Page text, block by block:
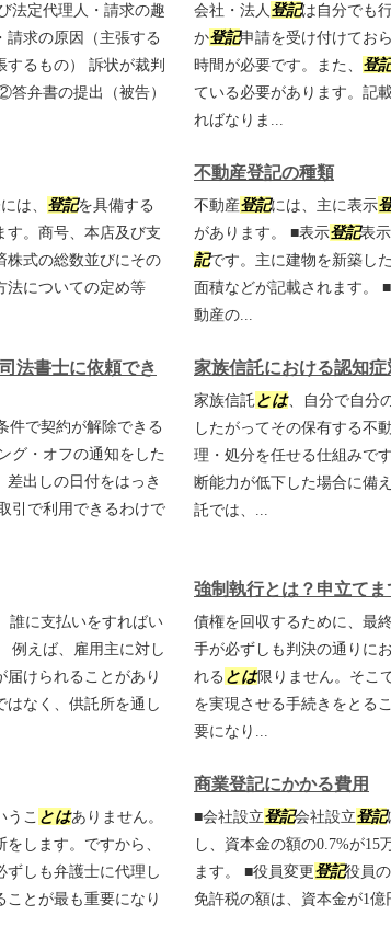
法定代理人・請求の趣
請求の原因（主張する
るもの） 訴状が裁判
弁書の提出（被告）
会社・法人登記は自分でも
か登記申請を受け付けておら
時間が必要です。また、 登
ている必要があります。記
ればなりま...
は、 登記を具備する
す。商号、本店及び支
株式の総数並びにその
法についての定め等
不動産登記の種類
不動産登記には、主に表示
があります。 ■表示登記表示
記です。主に建物を新築し
面積などが記載されます。
動産の...
法書士に依頼でき
件で契約が解除できる
グ・オフの通知をした
出しの日付をはっき
引で利用できるわけで
家族信託における認知症
家族信託とは、自分で自分
したがってその保有する不
理・処分を任せる仕組みで
断能力が低下した場合に備
託では、...
誰に支払いをすればい
例えば、雇用主に対し
けられることがあり
はなく、供託所を通し
強制執行とは？申立てま
債権を回収するために、最
手が必ずしも判決の通りに
れる とは限りません。そこ
を実現させる手続きをとる
要になり...
うこ とはありません。
します。ですから、
しも弁護士に代理し
とが最も重要になり
商業登記にかかる費用
■会社設立登記会社設立登記
し、資本金の額の0.7%が15
ます。 ■役員変更登記役員
免許税の額は、資本金が1